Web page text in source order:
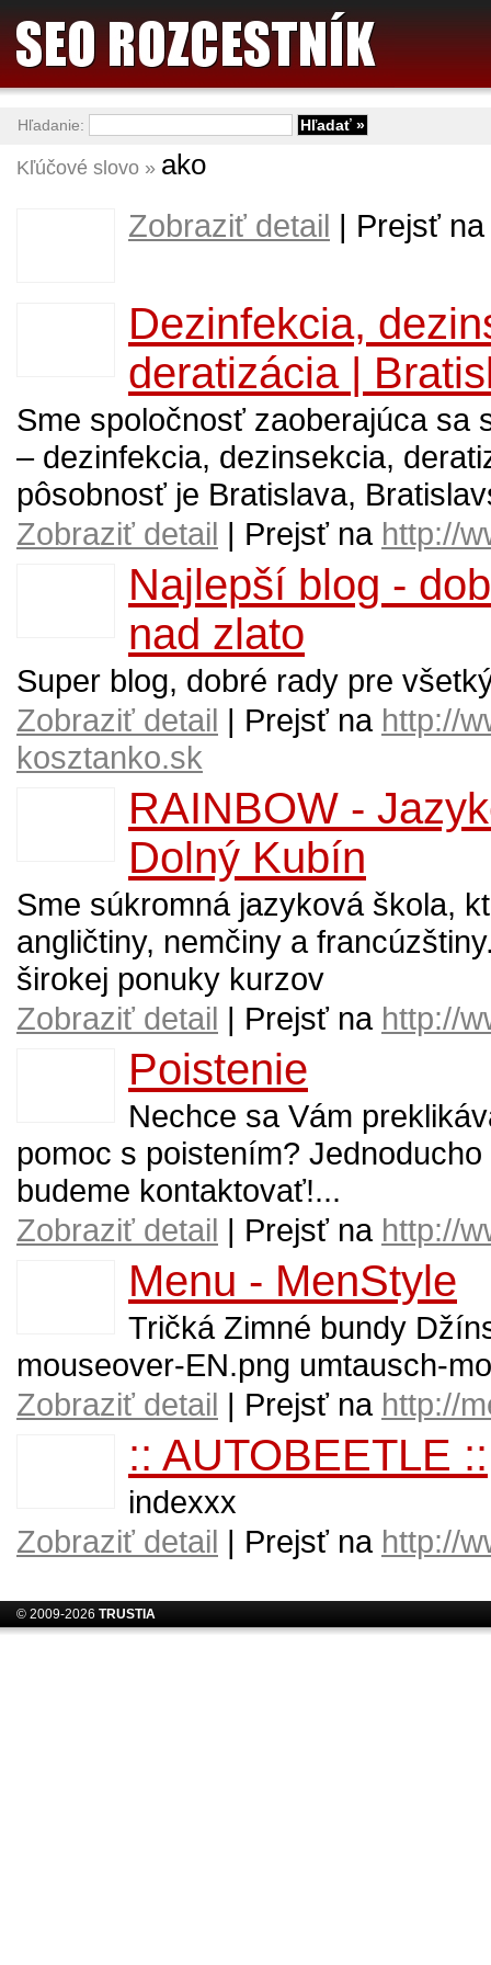
Kľúčové slovo » ako
Zobraziť detail | Prejsť na
Dezinfekcia,
deratizácia |
Sme spoločnosť zaoberajúca sa
– dezinfekcia, dezinsekcia,
pôsobnosť je Bratislava,
Zobraziť detail | Prejsť na http://
Najlepší blog -
nad zlato
Super blog, dobré rady pre
Zobraziť detail | Prejsť na http://
kosztanko.sk
RAINBOW -
Dolný Kubín
Sme súkromná jazyková škola,
angličtiny, nemčiny a
širokej ponuky kurzov
Zobraziť detail | Prejsť na http://
Poistenie
Nechce sa Vám
pomoc s poistením?
budeme kontaktovať!...
Zobraziť detail | Prejsť na http://
Menu - MenStyle
Tričká Zimné bundy
mouseover-EN.png umtausch-
Zobraziť detail | Prejsť na http://
:: AUTOBEETLE ::
indexxx
Zobraziť detail | Prejsť na http://
Hľadanie:
© 2009-2026 TRUSTIA